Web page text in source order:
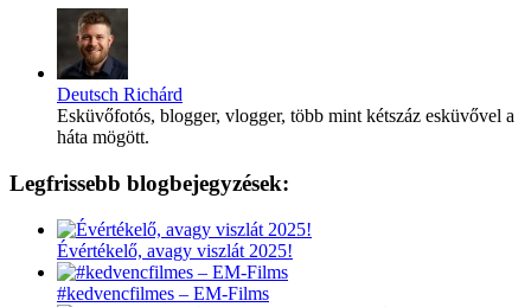
Deutsch Richárd
Esküvőfotós, blogger, vlogger, több mint kétszáz esküvővel a
háta mögött.
Legfrissebb blogbejegyzések:
Évértékelő, avagy viszlát 2025!
#kedvencfilmes – EM-Films